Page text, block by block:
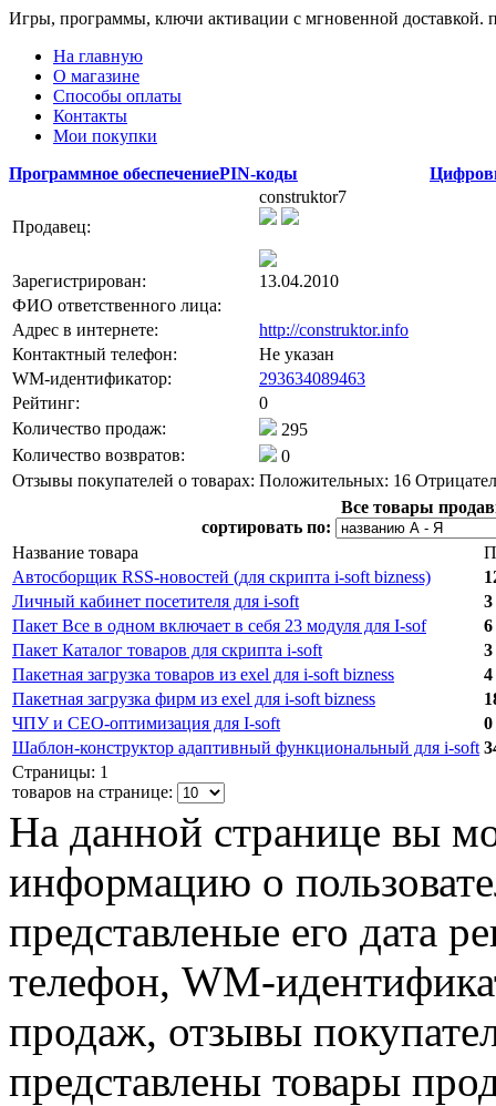
Игры, программы, ключи активации с мгновенной доставкой.
На главную
О магазине
Способы оплаты
Контакты
Мои покупки
Программное обеспечениеPIN-коды
Продавец:
construktor7
Зарегистрирован:
13.04.2010
ФИО ответственного лица:
Адрес в интернете:
http://construktor.info
Контактный телефон:
Не указан
WM-идентификатор:
293634089463
Рейтинг:
0
Количество продаж:
295
Количество возвратов:
0
Отзывы покупателей о товарах: Положительных: 16
Все товары
сортировать по:
Название товара
Aвтосборщик RSS-новостей (для скрипта i-soft bizness)
Личный кабинет посетителя для i-soft
3
Пакет Все в одном включает в себя 23 модуля для I-sof
6
Пакет Каталог товаров для скрипта i-soft
3
Пакетная загрузка товаров из exel для i-soft bizness
4
Пакетная загрузка фирм из exel для i-soft bizness
ЧПУ и СЕО-оптимизация для I-soft
0
Шаблон-конструктор адаптивный функциональный для i-soft
Страницы: 1
товаров на странице:
На данной странице вы
информацию о
представленые его дата
телефон, WM-
продаж, отзывы
представлены товары